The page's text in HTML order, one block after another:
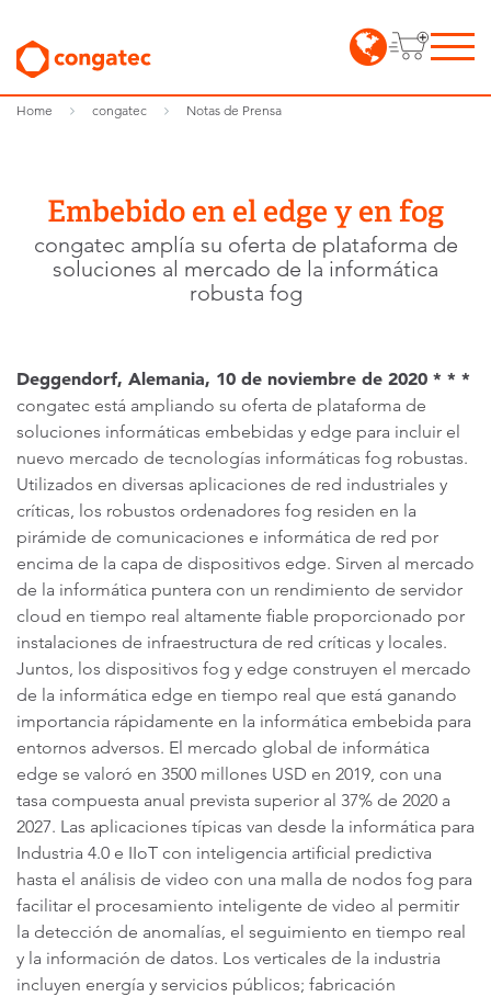
Home congatec Notas de Prensa
Embebido en el edge y en fog
congatec amplía su oferta de plataforma de
soluciones al mercado de la informática
robusta fog
Deggendorf, Alemania, 10 de noviembre de 2020 * * *
congatec está ampliando su oferta de plataforma de
soluciones informáticas embebidas y edge para incluir el
nuevo mercado de tecnologías informáticas fog robustas.
Utilizados en diversas aplicaciones de red industriales y
críticas, los robustos ordenadores fog residen en la
pirámide de comunicaciones e informática de red por
encima de la capa de dispositivos edge. Sirven al mercado
de la informática puntera con un rendimiento de servidor
cloud en tiempo real altamente fiable proporcionado por
instalaciones de infraestructura de red críticas y locales.
Juntos, los dispositivos fog y edge construyen el mercado
de la informática edge en tiempo real que está ganando
importancia rápidamente en la informática embebida para
entornos adversos. El mercado global de informática
edge se valoró en 3500 millones USD en 2019, con una
tasa compuesta anual prevista superior al 37% de 2020 a
2027. Las aplicaciones típicas van desde la informática para
Industria 4.0 e IIoT con inteligencia artificial predictiva
hasta el análisis de video con una malla de nodos fog para
facilitar el procesamiento inteligente de video al permitir
la detección de anomalías, el seguimiento en tiempo real
y la información de datos. Los verticales de la industria
incluyen energía y servicios públicos; fabricación